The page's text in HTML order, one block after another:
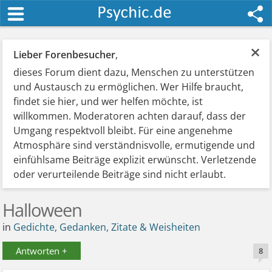
×
Lieber Forenbesucher,
dieses Forum dient dazu, Menschen zu unterstützen
und Austausch zu ermöglichen. Wer Hilfe braucht,
findet sie hier, und wer helfen möchte, ist
willkommen. Moderatoren achten darauf, dass der
Umgang respektvoll bleibt. Für eine angenehme
Atmosphäre sind verständnisvolle, ermutigende und
einfühlsame Beiträge explizit erwünscht. Verletzende
oder verurteilende Beiträge sind nicht erlaubt.
Halloween
in Gedichte, Gedanken, Zitate & Weisheiten
Antworten + 8